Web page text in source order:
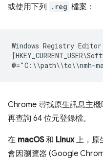
或使用下列 .reg 檔案：
Windows Registry
Chrome 尋找原生訊息主機
再查詢 64 位元登錄檔。
在 macOS和 Linux上，原
會因瀏覽器 (Google